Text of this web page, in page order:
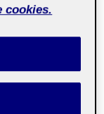
y la Luna
cookies.